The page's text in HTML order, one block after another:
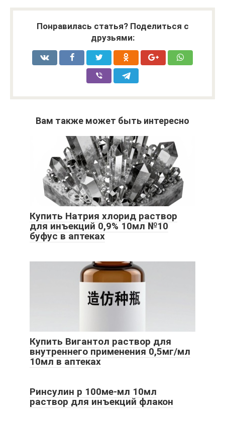
Понравилась статья? Поделиться с
друзьями:
Вам также может быть интересно
Купить Натрия хлорид раствор
для инъекций 0,9% 10мл №10
буфус в аптеках
Купить Вигантол раствор для
внутреннего применения 0,5мг/мл
10мл в аптеках
Ринсулин р 100ме-мл 10мл
раствор для инъекций флакон